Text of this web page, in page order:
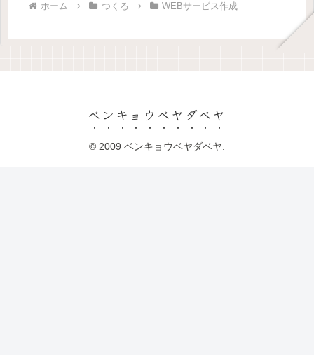
ホーム つくる WEBサービス作成
ベンキョウベヤダベヤ
© 2009 ベンキョウベヤダベヤ.